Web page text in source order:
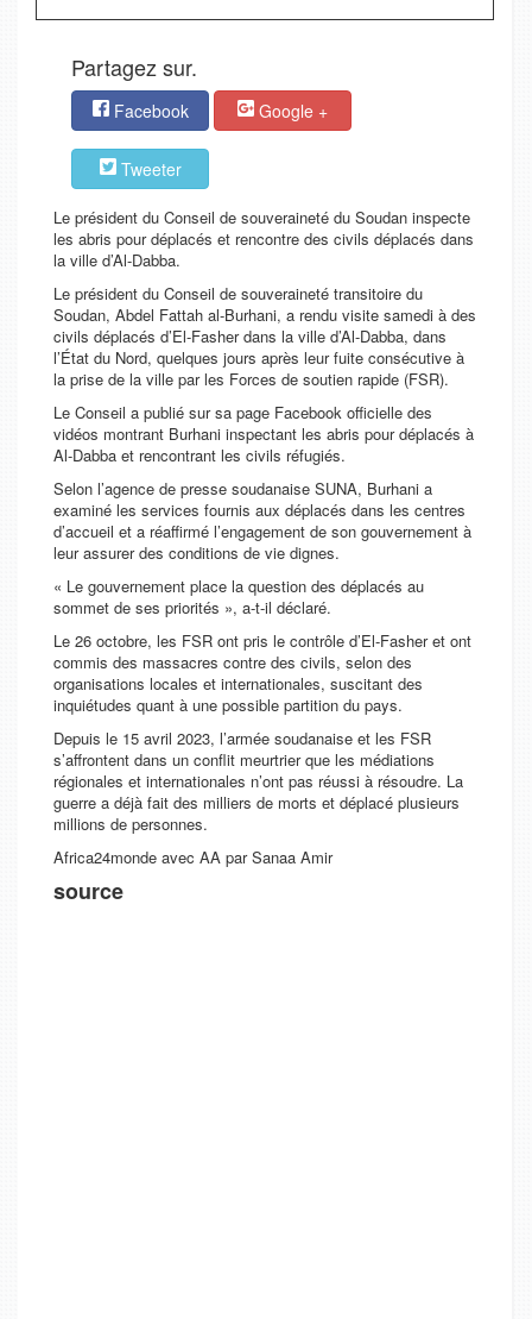
Partagez sur.
Facebook Google +
Tweeter
Le président du Conseil de souveraineté du Soudan inspecte
les abris pour déplacés et rencontre des civils déplacés dans
la ville d’Al-Dabba.
Le président du Conseil de souveraineté transitoire du
Soudan, Abdel Fattah al-Burhani, a rendu visite samedi à des
civils déplacés d’El-Fasher dans la ville d’Al-Dabba, dans
l’État du Nord, quelques jours après leur fuite consécutive à
la prise de la ville par les Forces de soutien rapide (FSR).
Le Conseil a publié sur sa page Facebook officielle des
vidéos montrant Burhani inspectant les abris pour déplacés à
Al-Dabba et rencontrant les civils réfugiés.
Selon l’agence de presse soudanaise SUNA, Burhani a
examiné les services fournis aux déplacés dans les centres
d’accueil et a réaffirmé l’engagement de son gouvernement à
leur assurer des conditions de vie dignes.
« Le gouvernement place la question des déplacés au
sommet de ses priorités », a-t-il déclaré.
Le 26 octobre, les FSR ont pris le contrôle d’El-Fasher et ont
commis des massacres contre des civils, selon des
organisations locales et internationales, suscitant des
inquiétudes quant à une possible partition du pays.
Depuis le 15 avril 2023, l’armée soudanaise et les FSR
s’affrontent dans un conflit meurtrier que les médiations
régionales et internationales n’ont pas réussi à résoudre. La
guerre a déjà fait des milliers de morts et déplacé plusieurs
millions de personnes.
Africa24monde avec AA par Sanaa Amir
source